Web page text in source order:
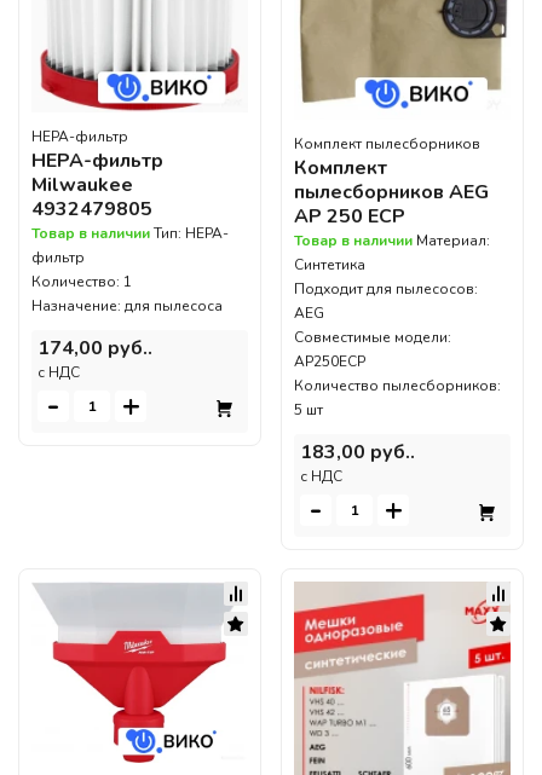
HEPA-фильтр
HEPA-фильтр
Milwaukee
4932479805
Товар в наличииТип: HEPA-
фильтр
Количество: 1
Назначение: для пылесоса
174,00 руб..
c НДС
- +
Комплект пылесборников
Комплект
пылесборников AEG
AP 250 ECP
Товар в наличии Материал:
Синтетика
Подходит для пылесосов:
AEG
Совместимые модели:
AP250ECP
Количество пылесборников:
5 шт
183,00 руб..
c НДС
- +